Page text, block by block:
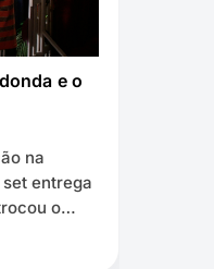
e o
na
entrega